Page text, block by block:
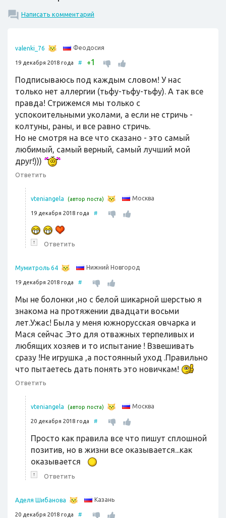
Написать комментарий
valenki_76 Феодосия
19 декабря 2018 года # +1
Подписываюсь под каждым словом! У нас
только нет аллергии (тьфу-тьфу-тьфу). А так все
правда! Стрижемся мы только с
успокоительными уколами, а если не стричь -
колтуны, раны, и все равно стричь.
Но не смотря на все что сказано - это самый
любимый, самый верный, самый лучший мой
друг!)))
Ответить
vteniangela (автор поста) Москва
19 декабря 2018 года #
↑ Ответить
Мумитроль 64 Нижний Новгород
19 декабря 2018 года #
Мы не болонки ,но с белой шикарной шерстью я
знакома на протяжении двадцати восьми
лет.Ужас! Была у меня южнорусская овчарка и
Мася сейчас .Это для отважных терпеливых и
любящих хозяев и то испытание ! Взвешивать
сразу !Не игрушка ,а постоянный уход .Правильно
что пытаетесь дать понять это новичкам!
Ответить
vteniangela (автор поста) Москва
20 декабря 2018 года #
Просто как правила все что пишут сплошной
позитив, но в жизни все оказывается...как
оказывается
↑ Ответить
Аделя Шибанова Казань
20 декабря 2018 года #